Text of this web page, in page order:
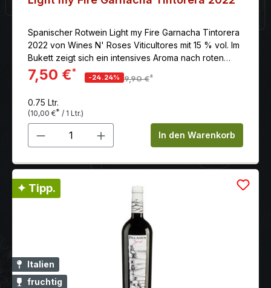
Spanischer Rotwein Light my Fire Garnacha Tintorera
2022 von Wines N' Roses Viticultores mit 15 % vol. Im
Bukett zeigt sich ein intensives Aroma nach roten
Beeren mit gerösteten und würzigen Noten, gefolgt
von mediterranen Kräutern.
7,50 €*
-24.24% 9,90 €*
0.75 Ltr.
(10,00 €* / 1 Ltr.)
Produkt Anzahl: Gib denIn den Warenkorb
✦ Tipp.
Italien
fruchtig